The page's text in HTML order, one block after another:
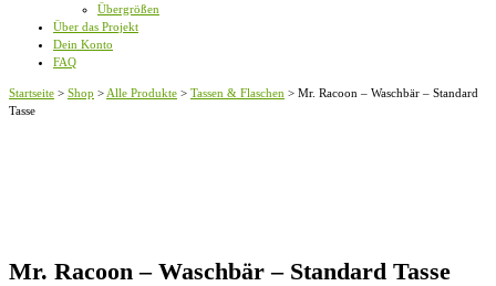
Übergrößen
Über das Projekt
Dein Konto
FAQ
Startseite > Shop > Alle Produkte > Tassen & Flaschen > Mr. Racoon – Waschbär – Standard
Tasse
Mr. Racoon – Waschbär – Standard Tasse